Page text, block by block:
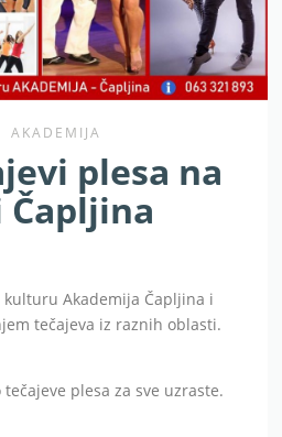
AKADEMIJA
plesa na
Akademija Čapljina i
tečajeva iz raznih oblasti.
plesa za sve uzraste.